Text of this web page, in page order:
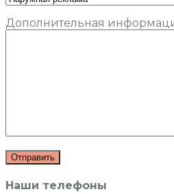
Дополнительная
Наши телефоны